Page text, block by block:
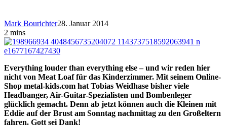
Mark Bourichter28. Januar 2014
2 mins
Everything louder than everything else – und wir reden hier
nicht von Meat Loaf für das Kinderzimmer. Mit seinem Online-
Shop metal-kids.com hat Tobias Weidhase bisher viele
Headbanger, Air-Guitar-Spezialisten und Bombenleger
glücklich gemacht. Denn ab jetzt können auch die Kleinen mit
Eddie auf der Brust am Sonntag nachmittag zu den Großeltern
fahren. Gott sei Dank!